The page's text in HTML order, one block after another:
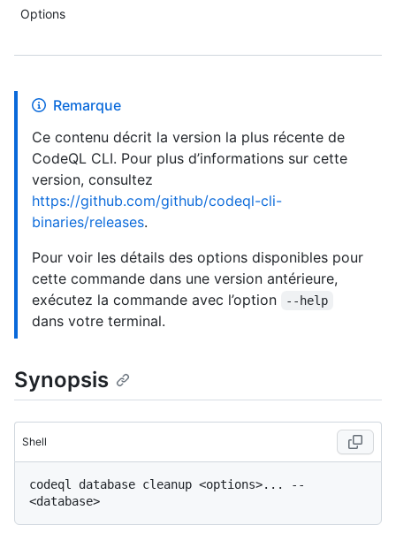
Options
Remarque
Ce contenu décrit la version la plus récente de
CodeQL CLI. Pour plus d’informations sur cette
version, consultez
https://github.com/github/codeql-cli-
binaries/releases.
Pour voir les détails des options disponibles pour
cette commande dans une version antérieure,
exécutez la commande avec l’option
--help
dans votre terminal.
Synopsis
Shell
codeql database cleanup <options>... --